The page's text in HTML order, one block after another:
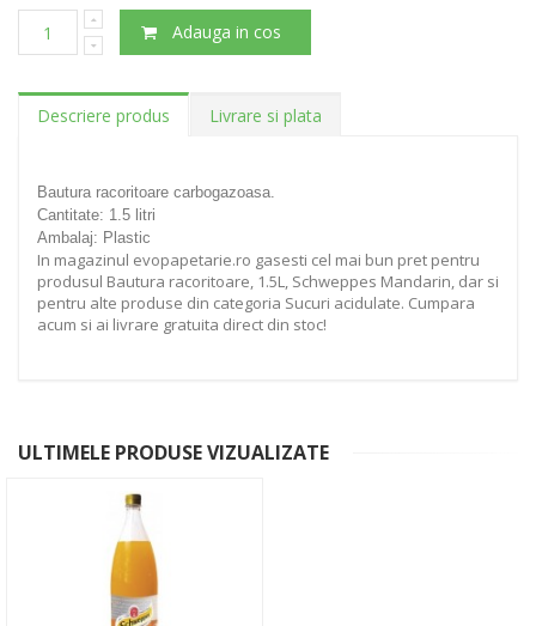
Adauga in cos
Descriere produs Livrare si plata
Bautura racoritoare carbogazoasa.
Cantitate: 1.5 litri
Ambalaj: Plastic
In magazinul evopapetarie.ro gasesti cel mai bun pret pentru
produsul Bautura racoritoare, 1.5L, Schweppes Mandarin, dar si
pentru alte produse din categoria Sucuri acidulate. Cumpara
acum si ai livrare gratuita direct din stoc!
ULTIMELE PRODUSE VIZUALIZATE